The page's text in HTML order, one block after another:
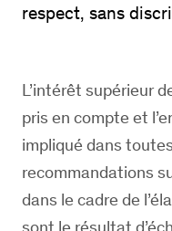
respect, sans
L’intérêt supérieur
pris en compte et
impliqué dans
recommandations
dans le cadre de